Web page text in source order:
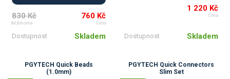
830 Kč
běžná cena
760 Kč
Cena
Dostupnost Skladem
1 220 Kč
Cena
Dostupnost Skladem
PGYTECH Quick Beads
(1.0mm)
PGYTECH Quick Connectors
Slim Set